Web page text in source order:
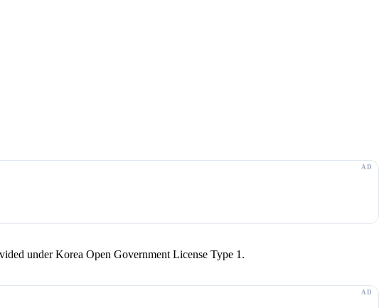
under Korea Open Government License Type 1.